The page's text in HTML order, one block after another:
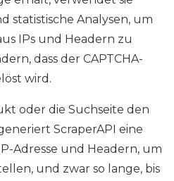
statistische Analysen, um
IPs und Headern zu
dass der CAPTCHA-
wird.
oder die Suchseite den
ScraperAPI eine
Adresse und Headern, um
und zwar so lange, bis